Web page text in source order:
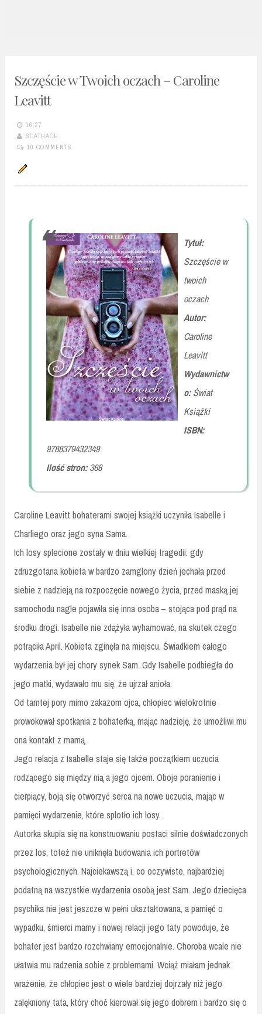
Szczęście w Twoich oczach – Caroline
Leavitt
16:27
SCATHACH
10 COMMENTS
Tytuł:
Szczęście w
twoich
oczach
Autor:
Caroline
Leavitt
Wydawnictw
o:Świat
Książki
ISBN:
9788379432349
Ilość stron:368
Caroline Leavitt bohaterami swojej książki uczyniła Isabelle i
Charliego oraz jego syna Sama.
Ich losy splecione zostały w dniu wielkiej tragedii: gdy
zdruzgotana kobieta w bardzo zamglony dzień jechała przed
siebie z nadzieją na rozpoczęcie nowego życia, przed maską jej
samochodu nagle pojawiła się inna osoba – stojąca pod prąd na
środku drogi. Isabelle nie zdążyła wyhamować, na skutek czego
potrąciła April. Kobieta zginęła na miejscu. Świadkiem całego
wydarzenia był jej chory synek Sam. Gdy Isabelle podbiegła do
jego matki, wydawało mu się, że ujrzał anioła.
Od tamtej pory mimo zakazom ojca, chłopiec wielokrotnie
prowokował spotkania z bohaterką, mając nadzieję, że umożliwi mu
ona kontakt z mamą.
Jego relacja z Isabelle staje się także początkiem uczucia
rodzącego się między nią a jego ojcem. Oboje poranienie i
cierpiący, boją się otworzyć serca na nowe uczucia, mając w
pamięci wydarzenie, które splotło ich losy.
Autorka skupia się na konstruowaniu postaci silnie doświadczonych
przez los, toteż nie uniknęła budowania ich portretów
psychologicznych. Najciekawszą i, co oczywiste, najbardziej
podatną na wszystkie wydarzenia osobą jest Sam. Jego dziecięca
psychika nie jest jeszcze w pełni ukształtowana, a pamięć o
wypadku, śmierci mamy i nowej relacji jego taty powoduje, że
bohater jest bardzo rozchwiany emocjonalnie. Choroba wcale nie
ułatwia mu radzenia sobie z problemami. Wciąż miałam jednak
wrażenie, że chłopiec jest o wiele bardziej dojrzały niż jego
zalękniony tata, który choć kierował się jego dobrem i bardzo się o